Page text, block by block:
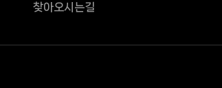
찾아오시는길